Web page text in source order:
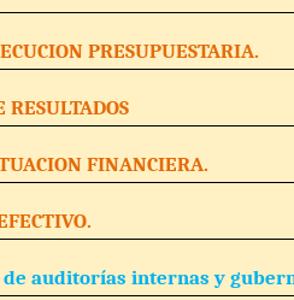
PRESUPUESTARIA.
FINANCIERA.
de auditorías internas y